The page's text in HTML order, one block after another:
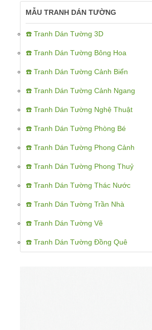
MẪU TRANH DÁN TƯỜNG
☎️ Tranh Dán Tường 3D
☎️ Tranh Dán Tường Bông Hoa
☎️ Tranh Dán Tường Cảnh Biển
☎️ Tranh Dán Tường Cảnh Ngang
☎️ Tranh Dán Tường Nghệ Thuật
☎️ Tranh Dán Tường Phòng Bé
☎️ Tranh Dán Tường Phong Cảnh
☎️ Tranh Dán Tường Phong Thuỷ
☎️ Tranh Dán Tường Thác Nước
☎️ Tranh Dán Tường Trần Nhà
☎️ Tranh Dán Tường Vẽ
☎️ Tranh Dán Tường Đồng Quê